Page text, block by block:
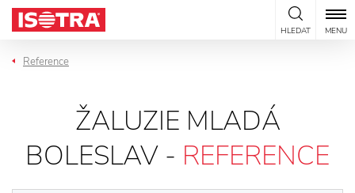
Přeskočit na obsah
HLEDAT MENU
Reference
ŽALUZIE MLADÁ
BOLESLAV - REFERENCE